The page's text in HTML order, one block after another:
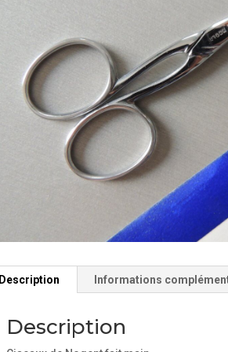
Description Informations
Description